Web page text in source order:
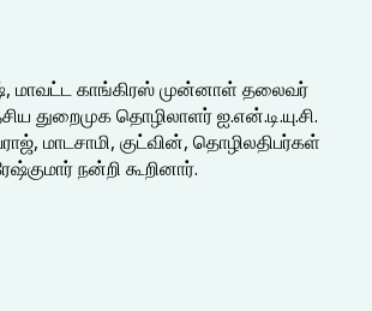
மாவட்ட காங்கிரஸ் முன்னாள் தலைவர்
துறைமுக தொழிலாளர் ஐ.என்.டி.யு.சி.
மாடசாமி, குட்வின், தொழிலதிபர்கள்
நன்றி கூறினார்.